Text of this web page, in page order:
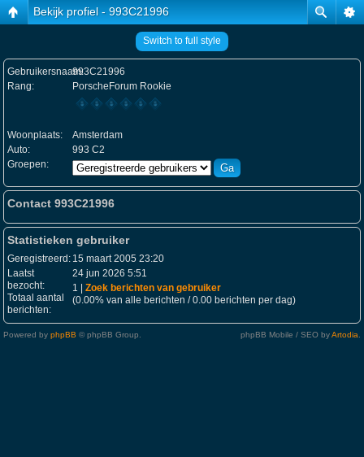
Bekijk profiel - 993C21996
Switch to full style
Gebruikersnaam:993C21996
Rang:
PorscheForum Rookie
Woonplaats:
Amsterdam
Auto:
993 C2
Groepen:
Contact 993C21996
Statistieken gebruiker
Geregistreerd: 15 maart 2005 23:20
Laatst
bezocht:
24 jun 2026 5:51
Totaal aantal
berichten:
1 | Zoek berichten van gebruiker
(0.00% van alle berichten / 0.00 berichten per dag)
Powered by phpBB © phpBB Group. phpBB Mobile / SEO byArtodia